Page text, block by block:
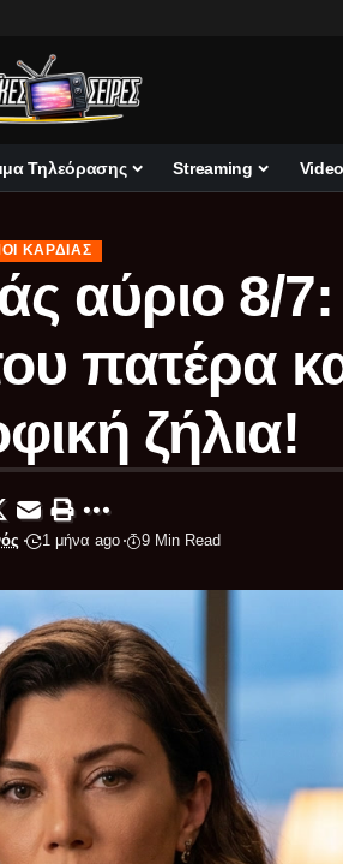
Τηλεόρασης Streaming
ΚΑΡΔΙΆΣ
αύριο 8/
πατέρα
ζήλια!
1 μήνα ago 9 Min Read